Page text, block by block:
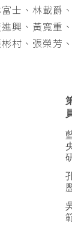
士、林載爵
興、黃寬重
村、張榮芳